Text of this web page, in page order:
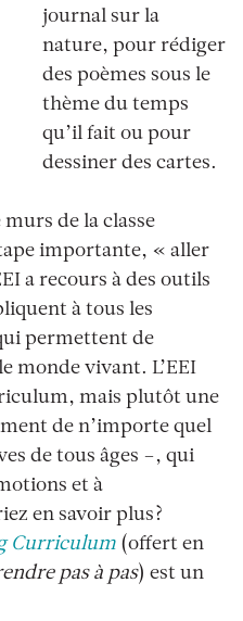
journal sur la
nature, pour rédiger
des poèmes sous le
thème du temps
qu’il fait ou pour
dessiner des cartes.
de la classe
importante, « aller
a recours à des outils
à tous les
permettent de
monde vivant. L’EEI
mais plutôt une
de n’importe quel
de tous âges –, qui
et à
en savoir plus?
Curriculum (offert en
pas à pas) est un